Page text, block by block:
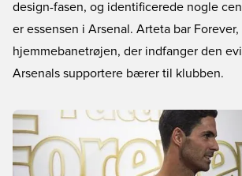
design-fasen, og identificerede nogle
er essensen i Arsenal. Arteta bar Forever,
hjemmebanetrøjen, der indfanger den
Arsenals supportere bærer til klubben.